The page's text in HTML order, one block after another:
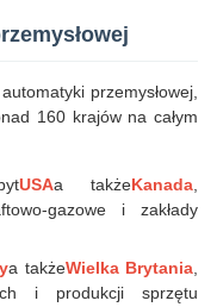
przemysłowej,
160 krajów na całym
USAa takżeKanada,
gazowe i zakłady
a takżeWielka Brytania,
i produkcji sprzętu